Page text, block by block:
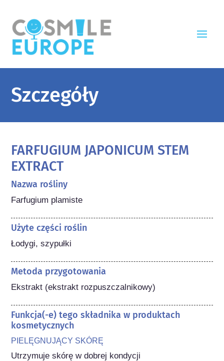
Szczegóły
FARFUGIUM JAPONICUM STEM
EXTRACT
Nazwa rośliny
Farfugium plamiste
Użyte części roślin
Łodygi, szypułki
Metoda przygotowania
Ekstrakt (ekstrakt rozpuszczalnikowy)
Funkcja(-e) tego składnika w produktach
kosmetycznych
PIELĘGNUJĄCY SKÓRĘ
Utrzymuje skórę w dobrej kondycji